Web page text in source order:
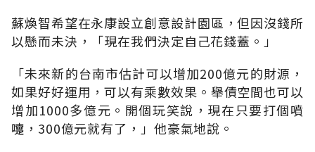
蘇煥智希望在永康設立創意設計園區，但因沒錢所
以懸而未決，「現在我們決定自己花錢蓋。」
「未來新的台南市估計可以增加200億元的財源，
如果好好運用，可以有乘數效果。舉債空間也可以
增加1000多億元。開個玩笑說，現在只要打個噴
嚏，300億元就有了，」他豪氣地說。